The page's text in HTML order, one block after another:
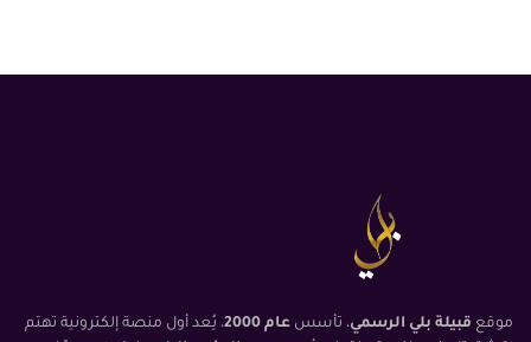
موقع قبيلة بلي الرسمي، تأسس عام 2000
، يُعد أول منصة إلكترونية تهتم